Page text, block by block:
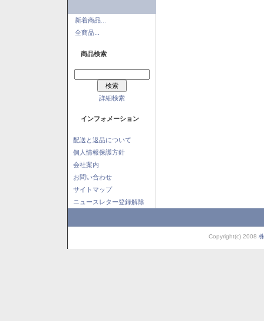
新着商品...
全商品...
商品検索
詳細検索
インフォメーション
配送と返品について
個人情報保護方針
会社案内
お問い合わせ
サイトマップ
ニュースレター登録解除
Copyright(c) 2008